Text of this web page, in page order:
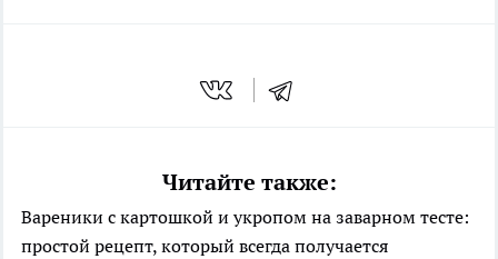
Читайте также:
Вареники с картошкой и укропом на заварном тесте:
простой рецепт, который всегда получается